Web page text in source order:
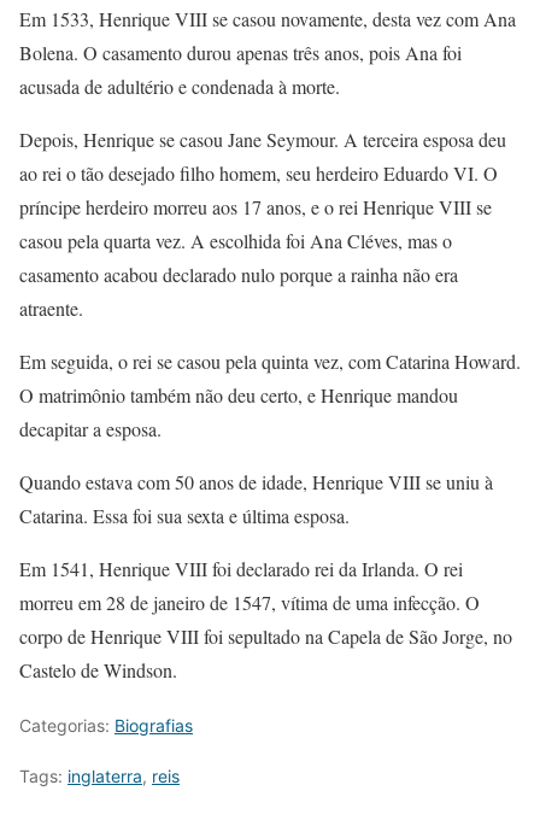
Em 1533, Henrique VIII se casou novamente, desta vez com Ana
Bolena. O casamento durou apenas três anos, pois Ana foi
acusada de adultério e condenada à morte.
Depois, Henrique se casou Jane Seymour. A terceira esposa deu
ao rei o tão desejado filho homem, seu herdeiro Eduardo VI. O
príncipe herdeiro morreu aos 17 anos, e o rei Henrique VIII se
casou pela quarta vez. A escolhida foi Ana Cléves, mas o
casamento acabou declarado nulo porque a rainha não era
atraente.
Em seguida, o rei se casou pela quinta vez, com Catarina Howard.
O matrimônio também não deu certo, e Henrique mandou
decapitar a esposa.
Quando estava com 50 anos de idade, Henrique VIII se uniu à
Catarina. Essa foi sua sexta e última esposa.
Em 1541, Henrique VIII foi declarado rei da Irlanda. O rei
morreu em 28 de janeiro de 1547, vítima de uma infecção. O
corpo de Henrique VIII foi sepultado na Capela de São Jorge, no
Castelo de Windson.
Categorias: Biografias
Tags: inglaterra, reis